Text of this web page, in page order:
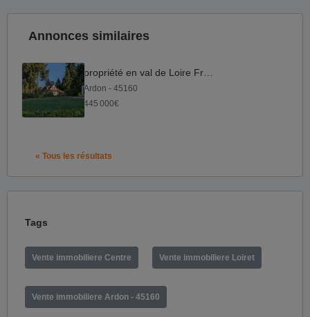
Annonces similaires
Ardon - 45160
445 000€
« Tous les résultats
Tags
Vente immobiliere Centre Vente immobiliere Loiret
Vente immobiliere Ardon - 45160